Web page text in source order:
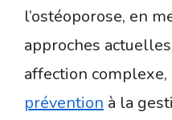
l’ostéoporose, en
approches
affection
prévention à la